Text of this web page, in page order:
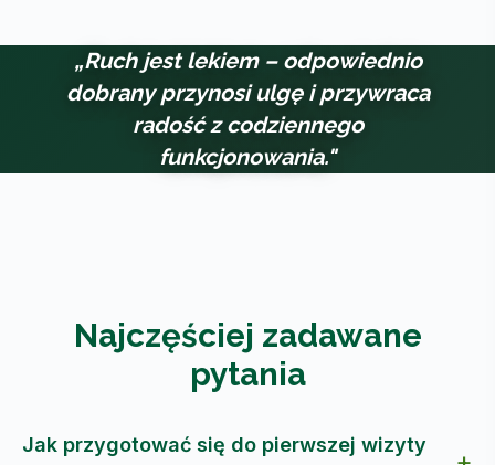
„Ruch jest lekiem – odpowiednio
dobrany przynosi ulgę i przywraca
radość z codziennego
funkcjonowania."
Najczęściej zadawane
pytania
Jak przygotować się do pierwszej wizyty